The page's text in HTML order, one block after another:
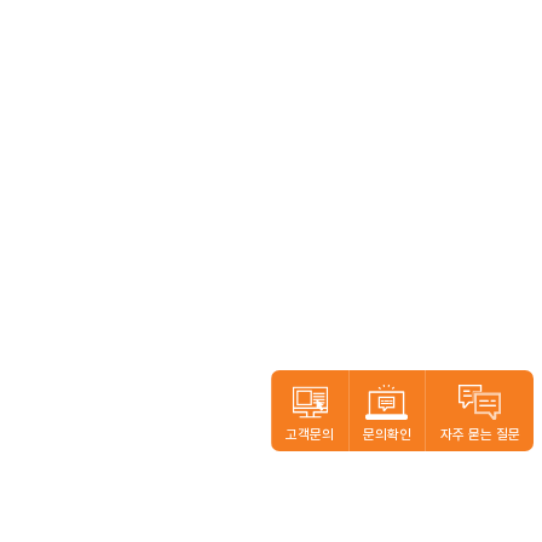
고객문의 문의확인 자주 묻는 질문